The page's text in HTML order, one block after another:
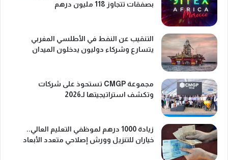
بصفقات تتجاوز 118 مليون درهم
التنقيب عن النفط في الأطلسي المغربي
يتسارع وشركاء دوليون يدخلون الميدان
مجموعة CMGP تستحوذ على شركات
وتكشف استراتيجيتها لـ2026
زيادة 1000 درهم لموظفي التعليم العالي..
خياران للتنزيل وورش إصلاحي متعدد الأبعاد